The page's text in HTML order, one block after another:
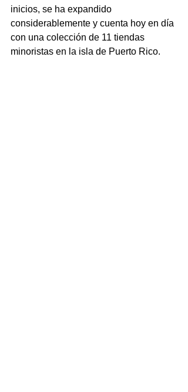
inicios, se ha expandido
considerablemente y cuenta hoy en día
con una colección de 11 tiendas
minoristas en la isla de Puerto Rico.